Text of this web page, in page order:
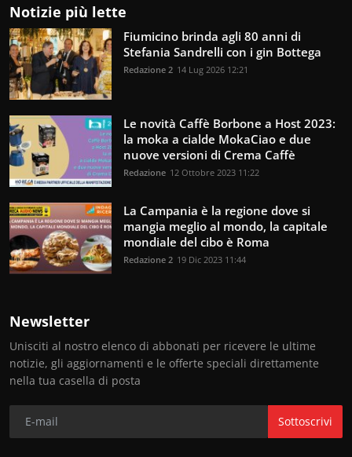
Notizie più lette
Fiumicino brinda agli 80 anni di
Stefania Sandrelli con i gin Bottega
Redazione 2 14 Lug 2026 12:21
Le novità Caffè Borbone a Host 2023:
la moka a cialde MokaCiao e due
nuove versioni di Crema Caffè
Redazione 12 Ottobre 2023 11:22
La Campania è la regione dove si
mangia meglio al mondo, la capitale
mondiale del cibo è Roma
Redazione 2 19 Dic 2023 11:44
Newsletter
Unisciti al nostro elenco di abbonati per ricevere le ultime
notizie, gli aggiornamenti e le offerte speciali direttamente
nella tua casella di posta
Sottoscrivi